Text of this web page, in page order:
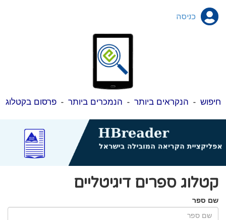
כניסה
חיפוש - הנקראים ביותר - הנמכרים ביותר -פרסום בקטלוג
קטלוג ספרים דיגיטליים
שם ספר